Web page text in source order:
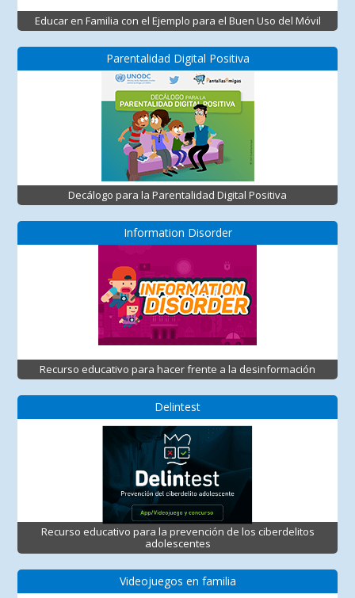
Educar en Familia con el Ejemplo para el Buen Uso del Móvil
Parentalidad Digital Positiva
Decálogo para la Parentalidad Digital Positiva
Information Disorder
Recurso educativo para hacer frente a la desinformación
Delintest
Recurso educativo para la prevención de los ciberdelitos
adolescentes
Videojuegos en familia